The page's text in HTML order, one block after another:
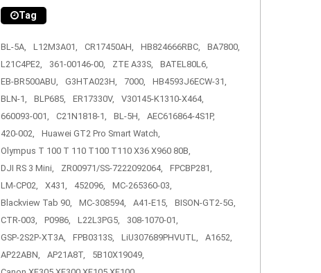
Tag
BL-5A, L12M3A01, CR17450AH, HB824666RBC,
BA7800,
L21C4PE2,
361-00146-00, ZTE A33S,
BATEL80L6,
EB-BR500ABU,
G3HTA023H, 7000,
HB4593J6ECW-31,
BLN-1,
BLP685, ER17330V,
V30145-K1310-X464,
660093-001,
C21N1818-1, BL-5H,
AEC616864-4S1P,
420-002,
Huawei GT2 Pro Smart Watch,
Olympus T 100 T 110 T100 T110 X36 X960 80B,
DJI RS 3 Mini,
ZR00971/SS-7222092064,
FPCBP281,
LM-CP02,
X431, 452096,
MC-265360-03,
Blackview Tab 90,
MC-308594, A41-E15,
BISON-GT2-5G,
CTR-003,
P0986, L22L3PG5,
308-1070-01,
GSP-2S2P-XT3A,
FPB0313S, LiU307689PHVUTL,
A1652,
AP22ABN,
AP21A8T,
5B10X19049,